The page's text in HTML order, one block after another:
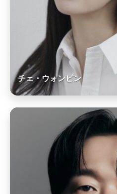
チェ・ウォンビン